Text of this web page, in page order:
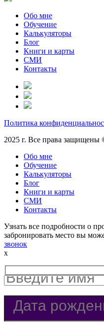
Обо мне
Обучение
Калькуляторы
Блог
Книги и карты
СМИ
Контакты
Политика
2025 г. Все права защищены
Обо мне
Обучение
Калькуляторы
Блог
Книги и карты
СМИ
Контакты
Узнать все подробности о
забронировать место вы
звонок
x